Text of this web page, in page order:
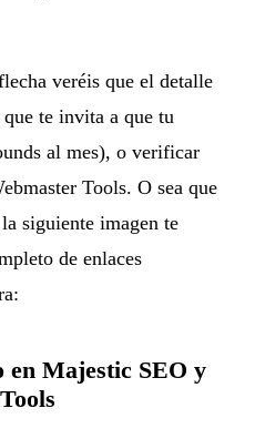
veréis que el detalle
te invita a que tu
al mes), o verificar
Tools. O sea que
siguiente imagen te
de enlaces
Majestic SEO y